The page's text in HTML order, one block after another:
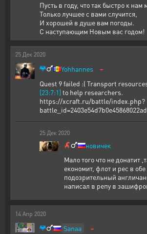
Пусть в году, что так быстро к нам
Только лучшее с вами случится,
И хорошей в душе вам погоды.
С наступающим Новым вас годом!
25 Дек 2020
Yohhannes -
Quest 9 failed :( Transport
[23:7:1] to help researchers.
https://xcraft.ru/battle/index.php?
25 Дек 2020
новичек
Мало того что не донатит
економит, флот и рес в обе
подозрительный
написал в репу в
14 Апр 2020
Sanaa -